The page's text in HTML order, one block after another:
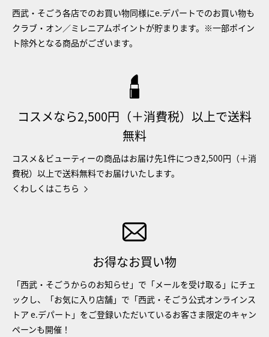
西武・そごう各店でのお買い物同様にe.デパートでのお買い物も
クラブ・オン／ミレニアムポイントが貯まります。※一部ポイン
ト除外となる商品がございます。
コスメなら2,500円（＋消費税）以上で送料
無料
コスメ＆ビューティーの商品はお届け先1件につき2,500円（＋消
費税）以上で送料無料でお届けいたします。
くわしくはこちら
お得なお買い物
「西武・そごうからのお知らせ」で「メールを受け取る」にチェ
ックし、「お気に入り店舗」で「西武・そごう公式オンラインス
トア e.デパート」をご登録いただいているお客さま限定のキャン
ペーンも開催！